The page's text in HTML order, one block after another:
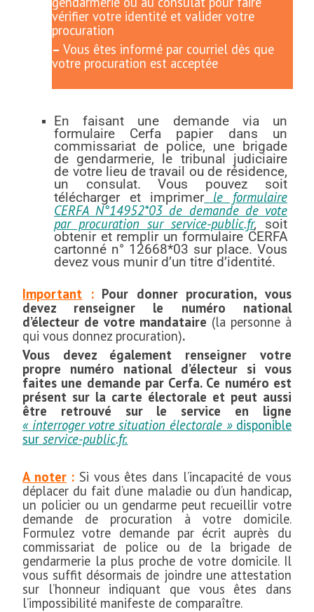
vérifier votre identité et valider votre
procuration
– Vous êtes informé par courriel dès que
votre procuration est acceptée
En faisant une demande via un
formulaire Cerfa papier dans un
commissariat de police, une brigade
de gendarmerie, le tribunal judiciaire
de votre lieu de travail ou de résidence,
un consulat. Vous pouvez soit
télécharger et imprimerle formulaire
CERFA N°14952*03 de demande de vote
par procuration sur service-public.fr, soit
obtenir et remplir un formulaire CERFA
cartonné n° 12668*03 sur place. Vous
devez vous munir d’un titre d’identité.
Important : Pour donner procuration, vous
devez renseigner le numéro national
d’électeur de votre mandataire (la personne à
qui vous donnez procuration).
Vous devez également renseigner votre
propre numéro national d’électeur si vous
faites une demande par Cerfa. Ce numéro est
présent sur la carte électorale et peut aussi
être retrouvé sur le service en ligne
« interroger votre situation électorale » disponible
sur service-public.fr.
A noter: Si vous êtes dans l’incapacité de vous
déplacer du fait d’une maladie ou d’un handicap,
un policier ou un gendarme peut recueillir votre
demande de procuration à votre domicile.
Formulez votre demande par écrit auprès du
commissariat de police ou de la brigade de
gendarmerie la plus proche de votre domicile. Il
vous suffit désormais de joindre une attestation
sur l’honneur indiquant que vous êtes dans
l’impossibilité manifeste de comparaître.